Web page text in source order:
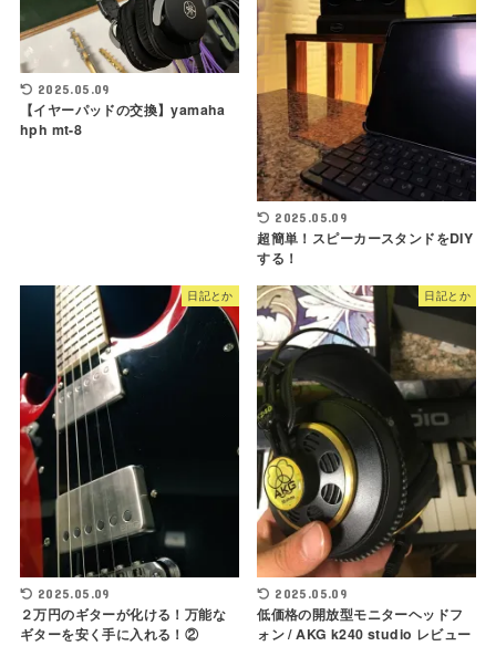
2025.05.09
【イヤーパッドの交換】yamaha
hph mt-8
2025.05.09
超簡単！スピーカースタンドをDIY
する！
日記とか
2025.05.09
２万円のギターが化ける！万能な
ギターを安く手に入れる！②
日記とか
2025.05.09
低価格の開放型モニターヘッドフ
ォン / AKG k240 studio レビュー